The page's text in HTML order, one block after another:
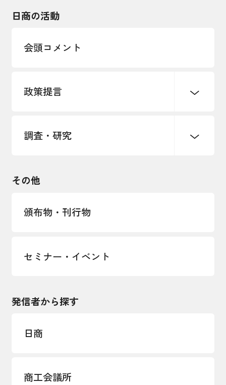
インボイス制度
海外情報レポート
安全保障貿易管理・技術流出防止に関す
経営者保証に関するガイドライン
日商の活動
会頭コメント
政策提言
中小企業経営
国土強靭化・社会基盤整備・震災復興
調査・研究
LOBO調査
その他
頒布物・刊行物
セミナー・イベント
発信者から探す
日商
商工会議所